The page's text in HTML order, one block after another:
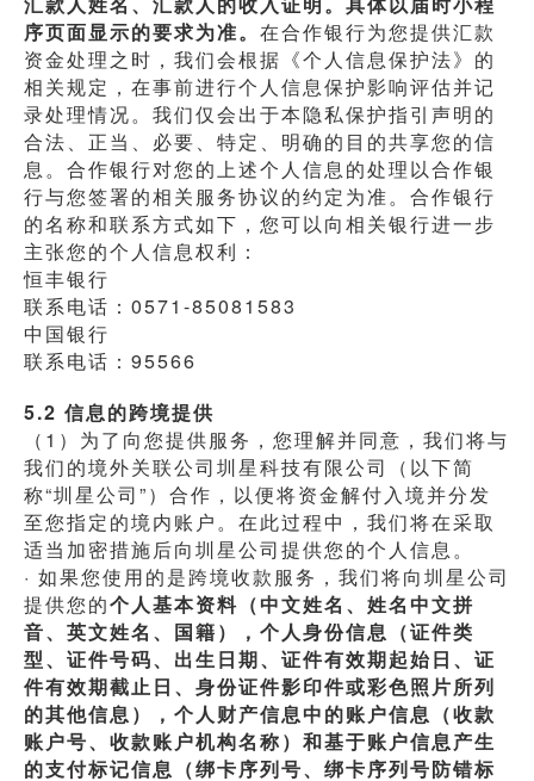
序页面显示的要求为准。 在合作银行为您提供汇款
资金处理之时，我们会根据《个人信息保护法》的
相关规定，在事前进行个人信息保护影响评估并记
录处理情况。我们仅会出于本隐私保护指引声明的
合法、正当、必要、特定、明确的目的共享您的信
息。合作银行对您的上述个人信息的处理以合作银
行与您签署的相关服务协议的约定为准。合作银行
的名称和联系方式如下，您可以向相关银行进一步
主张您的个人信息权利：
恒丰银行
联系电话：0571-85081583
中国银行
联系电话：95566
5.2 信息的跨境提供
（1）为了向您提供服务，您理解并同意，我们将与
我们的境外关联公司圳星科技有限公司（以下简
称“圳星公司”）合作，以便将资金解付入境并分发
至您指定的境内账户。在此过程中，我们将在采取
适当加密措施后向圳星公司提供您的个人信息。
· 如果您使用的是跨境收款服务，我们将向圳星公司
提供您的个人基本资料（中文姓名、姓名中文拼
音、英文姓名、国籍），个人身份信息（证件类
型、证件号码、出生日期、证件有效期起始日、证
件有效期截止日、身份证件影印件或彩色照片所列
的其他信息），个人财产信息中的账户信息（收款
账户号、收款账户机构名称）和基于账户信息产生
的支付标记信息（绑卡序列号、绑卡序列号防错标